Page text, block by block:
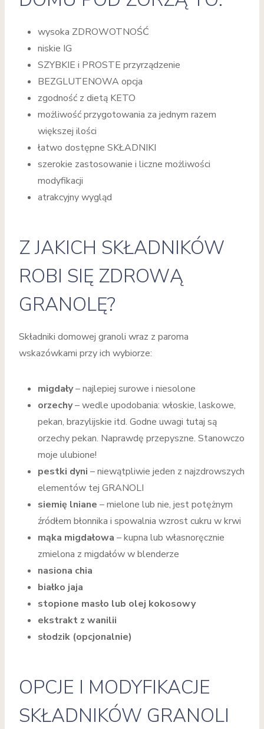
wysoka ZDROWOTNOŚĆ
niskie IG
SZYBKIE i PROSTE przyrządzenie
BEZGLUTENOWA opcja
zgodność z dietą KETO
możliwość przygotowania za jednym razem
większej ilości
łatwo dostępne SKŁADNIKI
szerokie zastosowanie i liczne możliwości
modyfikacji
atrakcyjny wygląd
Z JAKICH SKŁADNIKÓW
ROBI SIĘ ZDROWĄ
GRANOLĘ?
Składniki domowej granoli wraz z paroma
wskazówkami przy ich wybiorze:
migdały– najlepiej surowe i niesolone
orzechy– wedle upodobania: włoskie, laskowe,
pekan, brazylijskie itd. Godne uwagi tutaj są
orzechy pekan. Naprawdę przepyszne. Stanowczo
moje ulubione!
pestki dyni – niewątpliwie jeden z najzdrowszych
elementów tej GRANOLI
siemię lniane – mielone lub nie, jest potężnym
źródłem błonnika i spowalnia wzrost cukru w krwi
mąka migdałowa – kupna lub własnoręcznie
zmielona z migdałów w blenderze
nasiona chia
białko jaja
stopione masło lub olej kokosowy
ekstrakt z wanilii
słodzik (opcjonalnie)
OPCJE I MODYFIKACJE
SKŁADNIKÓW GRANOLI